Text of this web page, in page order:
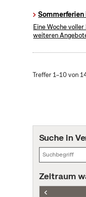
Sommerferien
Eine Woche
weiteren
Treffer 1–10 von
Suche in
Zeitraum